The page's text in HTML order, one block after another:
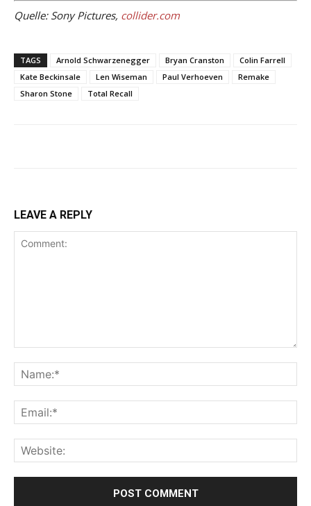
Quelle: Sony Pictures, collider.com
TAGS Arnold Schwarzenegger Bryan Cranston
Colin Farrell
Kate Beckinsale
Len Wiseman Paul Verhoeven
Remake
Sharon Stone
Total Recall
LEAVE A REPLY